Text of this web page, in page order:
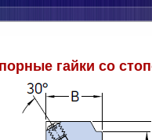
гайки со